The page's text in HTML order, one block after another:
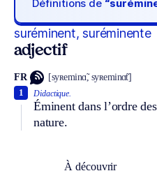
Définitions de
suréminent, suréminente
adjectif
FR [syʀeminɑ̃, syʀeminɑ̃t]
Didactique.
Éminent dans l’ordre
nature.
1
À découvrir